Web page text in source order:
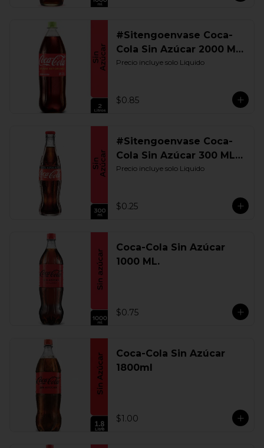
#Sitengoenvase Coca-
Cola Sin Azúcar 2000 ML.
Retornable
Precio incluye solo Liquido
$0.85
#Sitengoenvase Coca-
Cola Sin Azúcar 300 ML.
Retornable
Precio incluye solo Liquido
$0.25
Coca-Cola Sin Azúcar
1000 ML.
$0.75
Coca-Cola Sin Azúcar
1800ml
$1.00